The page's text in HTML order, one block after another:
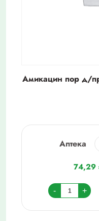
Амикацин пор д/
Аптека
74,29
-
Количество
товара
Амикацин
+